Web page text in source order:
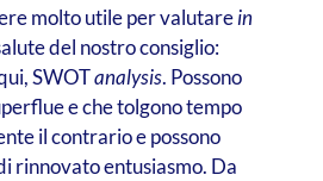
molto utile per valutarein
del nostro consiglio:
SWOTanalysis. Possono
e che tolgono tempo
il contrario e possono
rinnovato entusiasmo. Da